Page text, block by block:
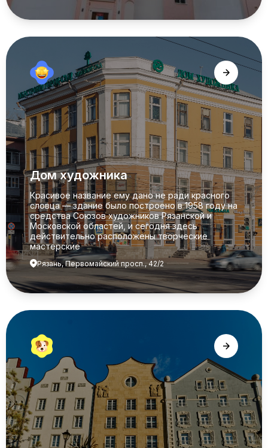
Дом художника
Красивое название ему дано не ради красного
словца — здание было построено в 1958 году на
средства Союзов художников Рязанской и
Московской областей, и сегодня здесь
действительно расположены творческие
мастерские
Рязань, Первомайский просп., 42/2